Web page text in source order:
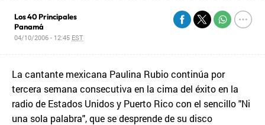
Los 40 Principales
Panamá
04/10/2006 - 12:45 EST
La cantante mexicana Paulina Rubio continúa por
tercera semana consecutiva en la cima del éxito en la
radio de Estados Unidos y Puerto Rico con el sencillo "Ni
una sola palabra", que se desprende de su disco